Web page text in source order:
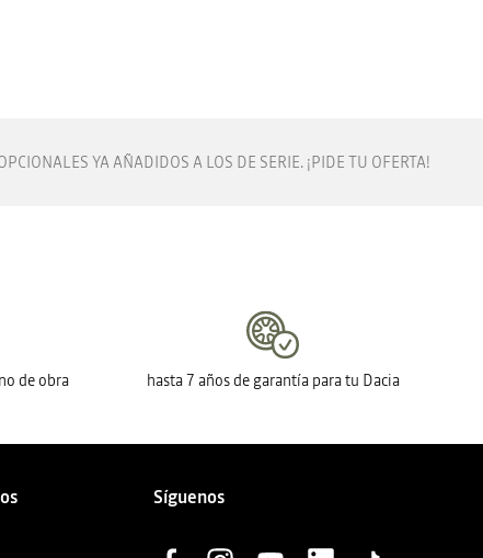
YA AÑADIDOS A LOS DE SERIE. ¡PIDE TU OFERTA!
de obra hasta 7 años de garantía para tu Dacia
Síguenos